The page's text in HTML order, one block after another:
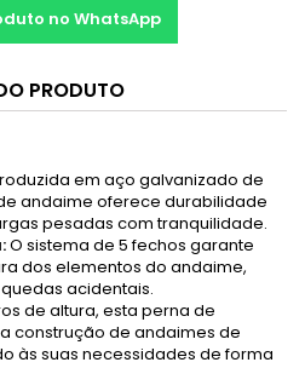
no WhatsApp
PRODUTO
em aço galvanizado de
andaime oferece durabilidade
pesadas com tranquilidade.
O sistema de 5 fechos garante
dos elementos do andaime,
acidentais.
de altura, esta perna de
construção de andaimes de
às suas necessidades de forma